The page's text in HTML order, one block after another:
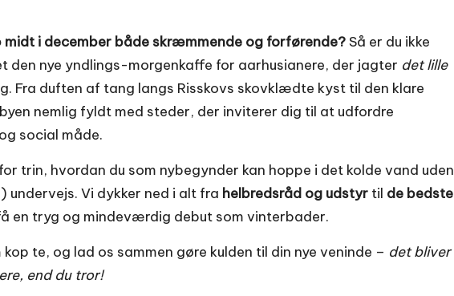
midt i december både skræmmende og forførende?Så er du ikke
den nye yndlings-morgenkaffe for aarhusianere, der jagter det lille
Fra duften af tang langs Risskovs skovklædte kyst til den klare
nemlig fyldt med steder, der inviterer dig til at udfordre
social måde.
trin, hvordan du som nybegynder kan hoppe i det kolde vand uden
Vi dykker ned i alt fra helbredsråd og udstyr til de bedste
en tryg og mindeværdig debut som vinterbader.
te, og lad os sammen gøre kulden til din nye veninde – det bliver
end du tror!